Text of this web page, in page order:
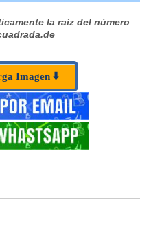
la raíz del número
Imagen ⬇️